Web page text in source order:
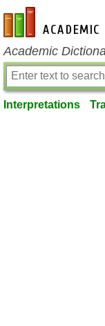
en-academic.com
Academic
Interpretations